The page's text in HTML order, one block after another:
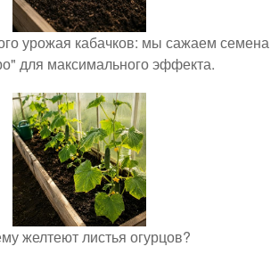
урожая кабачков: мы сажаем семена
для максимального эффекта.
желтеют листья огурцов?